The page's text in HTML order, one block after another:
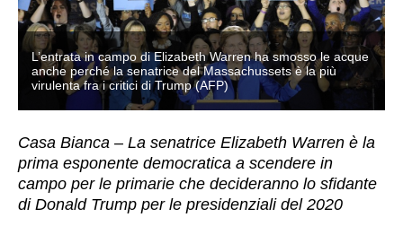
L’entrata in campo di Elizabeth Warren ha smosso le acque
anche perché la senatrice del Massachussets è la più
virulenta fra i critici di Trump (AFP)
Casa Bianca – La senatrice Elizabeth Warren è la
prima esponente democratica a scendere in
campo per le primarie che decideranno lo sfidante
di Donald Trump per le presidenziali del 2020